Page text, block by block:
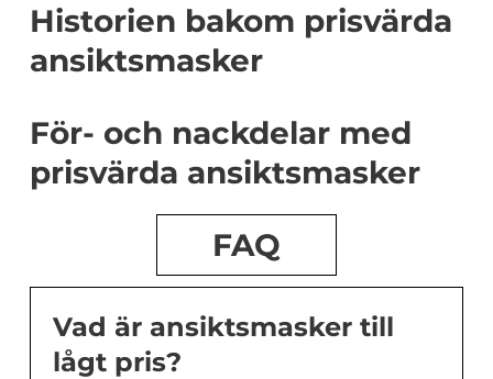
Historien bakom prisvärda
ansiktsmasker
För- och nackdelar med
prisvärda ansiktsmasker
FAQ
Vad är ansiktsmasker till
lågt pris?